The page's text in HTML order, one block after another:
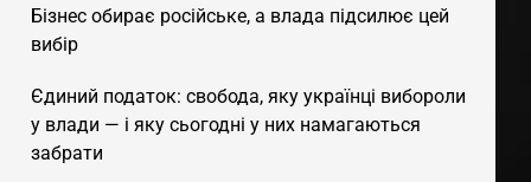
Бізнес обирає російське, а влада підсилює цей
вибір
Єдиний податок: свобода, яку українці вибороли
у влади — і яку сьогодні у них намагаються
забрати